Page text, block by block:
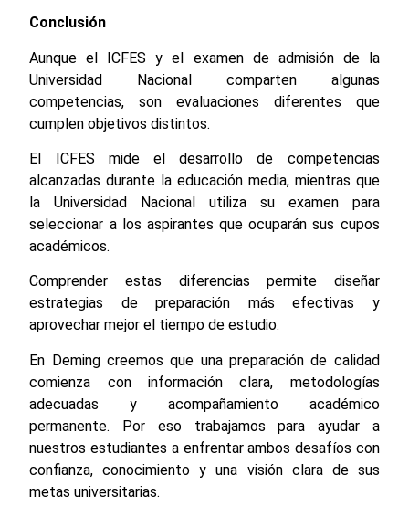
Conclusión
Aunque el ICFES y el examen de admisión de la
Universidad Nacional comparten algunas
competencias, son evaluaciones diferentes que
cumplen objetivos distintos.
El ICFES mide el desarrollo de competencias
alcanzadas durante la educación media, mientras que
la Universidad Nacional utiliza su examen para
seleccionar a los aspirantes que ocuparán sus cupos
académicos.
Comprender estas diferencias permite diseñar
estrategias de preparación más efectivas y
aprovechar mejor el tiempo de estudio.
En Deming creemos que una preparación de calidad
comienza con información clara, metodologías
adecuadas y acompañamiento académico
permanente. Por eso trabajamos para ayudar a
nuestros estudiantes a enfrentar ambos desafíos con
confianza, conocimiento y una visión clara de sus
metas universitarias.